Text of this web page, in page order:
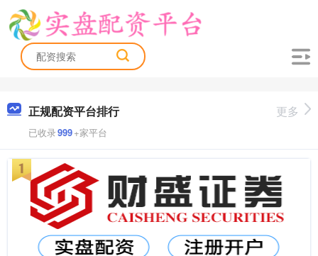
正规配资平台排行
已收录999+家平台
更多